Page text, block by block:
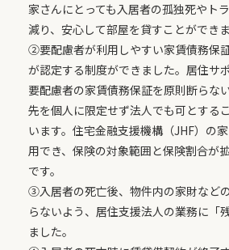
家さんにとっても入居者の孤独死やト
減り、安心して部屋を貸すことができま
②要配慮者が利用しやすい家賃債務保
が認定する制度ができました。居住サ
要配慮者の家賃債務保証を原則断らな
先を個人に限定せず法人でも可とする
います。住宅金融支援機構（JHF）の
用でき、保険の対象範囲と保険割合が
です。
③入居者の死亡後、物件内の家財など
らないよう、居住支援法人の業務に「
ました。